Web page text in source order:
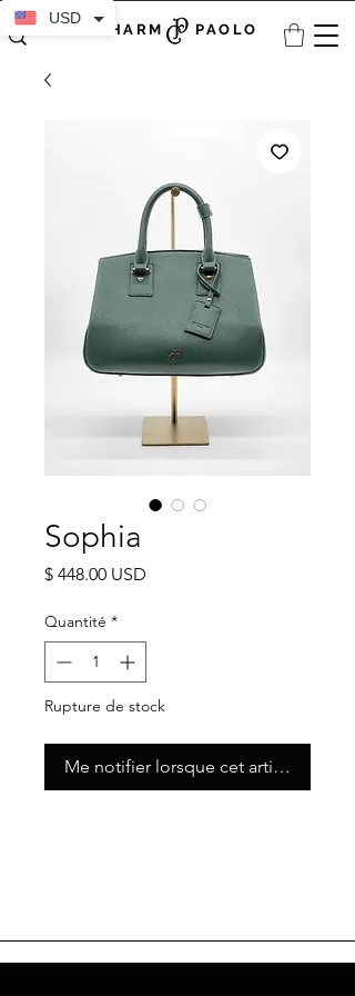
CHARM PAOLO
Sophia
$ 448.00 USD
Quantité *
Rupture de stock
Me notifier lorsque cet article est
USD